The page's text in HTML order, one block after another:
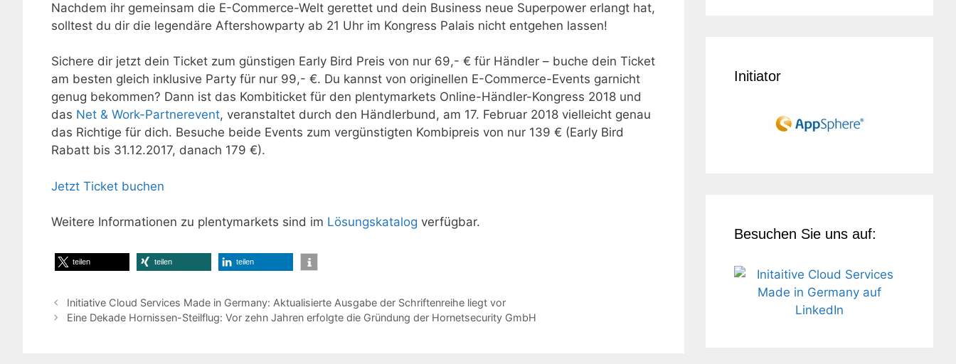
Nachdem ihr gemeinsam die E-Commerce-Welt gerettet und dein Business neue Superpower erlangt hat,
solltest du dir die legendäre Aftershowparty ab 21 Uhr im Kongress Palais nicht entgehen lassen!
Sichere dir jetzt dein Ticket zum günstigen Early Bird Preis von nur 69,- € für Händler – buche dein Ticket
am besten gleich inklusive Party für nur 99,- €. Du kannst von originellen E-Commerce-Events garnicht
genug bekommen? Dann ist das Kombiticket für den plentymarkets Online-Händler-Kongress 2018 und
das Net & Work-Partnerevent, veranstaltet durch den Händlerbund, am 17. Februar 2018 vielleicht genau
das Richtige für dich. Besuche beide Events zum vergünstigten Kombipreis von nur 139 € (Early Bird
Rabatt bis 31.12.2017, danach 179 €).
Jetzt Ticket buchen
Weitere Informationen zu plentymarkets sind im Lösungskatalog verfügbar.
teilen teilen teilen
Initiative Cloud Services Made in Germany: Aktualisierte Ausgabe der Schriftenreihe liegt vor
Eine Dekade Hornissen-Steilflug: Vor zehn Jahren erfolgte die Gründung der Hornetsecurity GmbH
Initiator
Besuchen Sie uns auf: